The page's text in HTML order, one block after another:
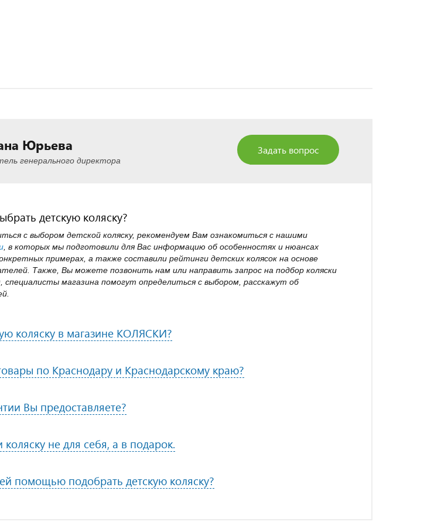
Юрьева
генерального директора
Задать вопрос
детскую коляску?
с выбором детской коляску, рекомендуем Вам ознакомиться с нашими
, в которых мы подготовили для Вас информацию об особенностях и нюансах
примерах, а также составили рейтинги детских колясок на основе
Также, Вы можете позвонить нам или направить запрос на подбор коляски
магазина помогут определиться с выбором, расскажут об
коляску в магазине КОЛЯСКИ?
по Краснодару и Краснодарскому краю?
Вы предоставляете?
не для себя, а в подарок.
помощью подобрать детскую коляску?